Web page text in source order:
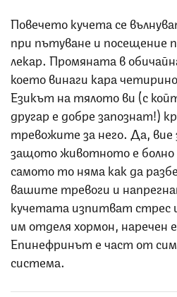
Повечето кучета се
при пътуване и посещение
лекар. Промяната в
което винаги кара
Езикът на тялото ви (с
другар е добре запознат!)
тревожите за него. Да, вие
защото животното е болно
самото то няма как да
вашите тревоги и
кучетата изпитват стрес
им отделя хормон, наречен
Епинефринът е част от
система.